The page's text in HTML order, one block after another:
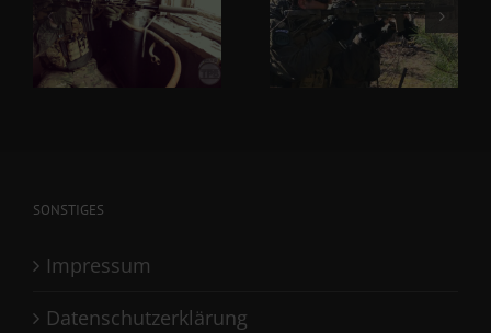
SONSTIGES
Impressum
Datenschutzerklärung